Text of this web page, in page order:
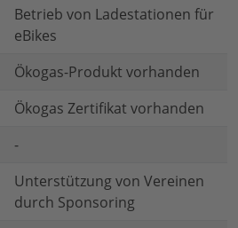
Betrieb von Ladestationen für
eBikes
Ökogas-Produkt vorhanden
Ökogas Zertifikat vorhanden
-
Unterstützung von Vereinen
durch Sponsoring